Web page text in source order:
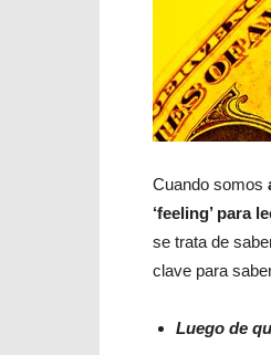
Cuando somos
‘feeling’ para
se trata de
clave para
Luego de